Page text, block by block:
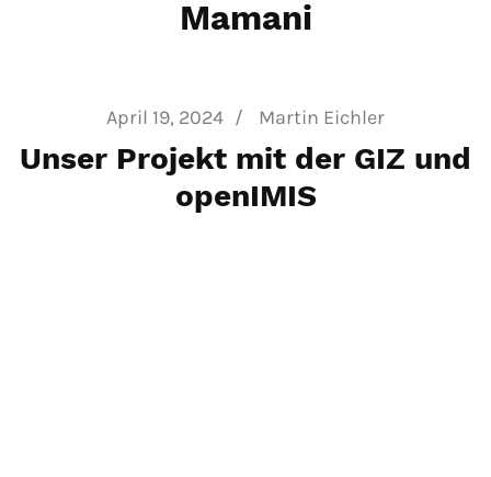
Mamani
April 19, 2024 / Martin Eichler
Unser Projekt mit der GIZ und
openIMIS